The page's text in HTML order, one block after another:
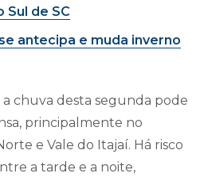
Sul de SC
antecipa e muda inverno
a chuva desta segunda pode
principalmente no
e Vale do Itajaí. Há risco
a tarde e a noite,